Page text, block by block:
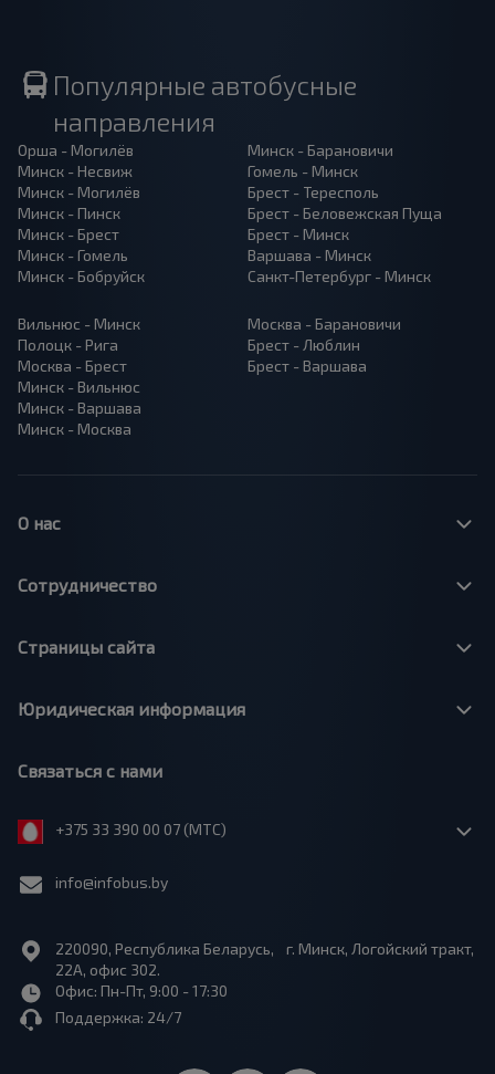
Популярные автобусные
направления
Орша - Могилёв
Минск - Несвиж
Минск - Могилёв
Минск - Пинск
Минск - Брест
Минск - Гомель
Минск - Бобруйск
Минск - Барановичи
Гомель - Минск
Брест - Тересполь
Брест - Беловежская Пуща
Брест - Минск
Варшава - Минск
Санкт-Петербург - Минск
Вильнюс - Минск
Полоцк - Рига
Москва - Брест
Минск - Вильнюс
Минск - Варшава
Минск - Москва
Москва - Барановичи
Брест - Люблин
Брест - Варшава
О нас
Сотрудничество
Страницы сайта
Юридическая информация
Связаться с нами
+375 33 390 00 07 (МТС)
info@infobus.by
220090, Республика Беларусь, г. Минск, Логойский тракт,
22А, офис 302.
Офис: Пн-Пт, 9:00 - 17:30
Поддержка: 24/7